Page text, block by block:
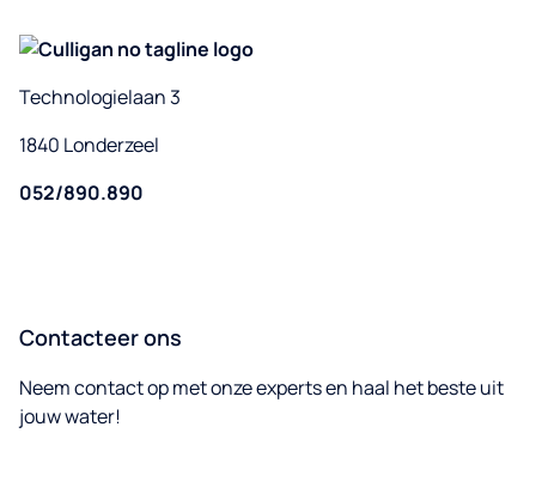
Technologielaan 3
1840 Londerzeel
052/890.890
Contacteer ons
Neem contact op met onze experts en haal het beste uit
jouw water!